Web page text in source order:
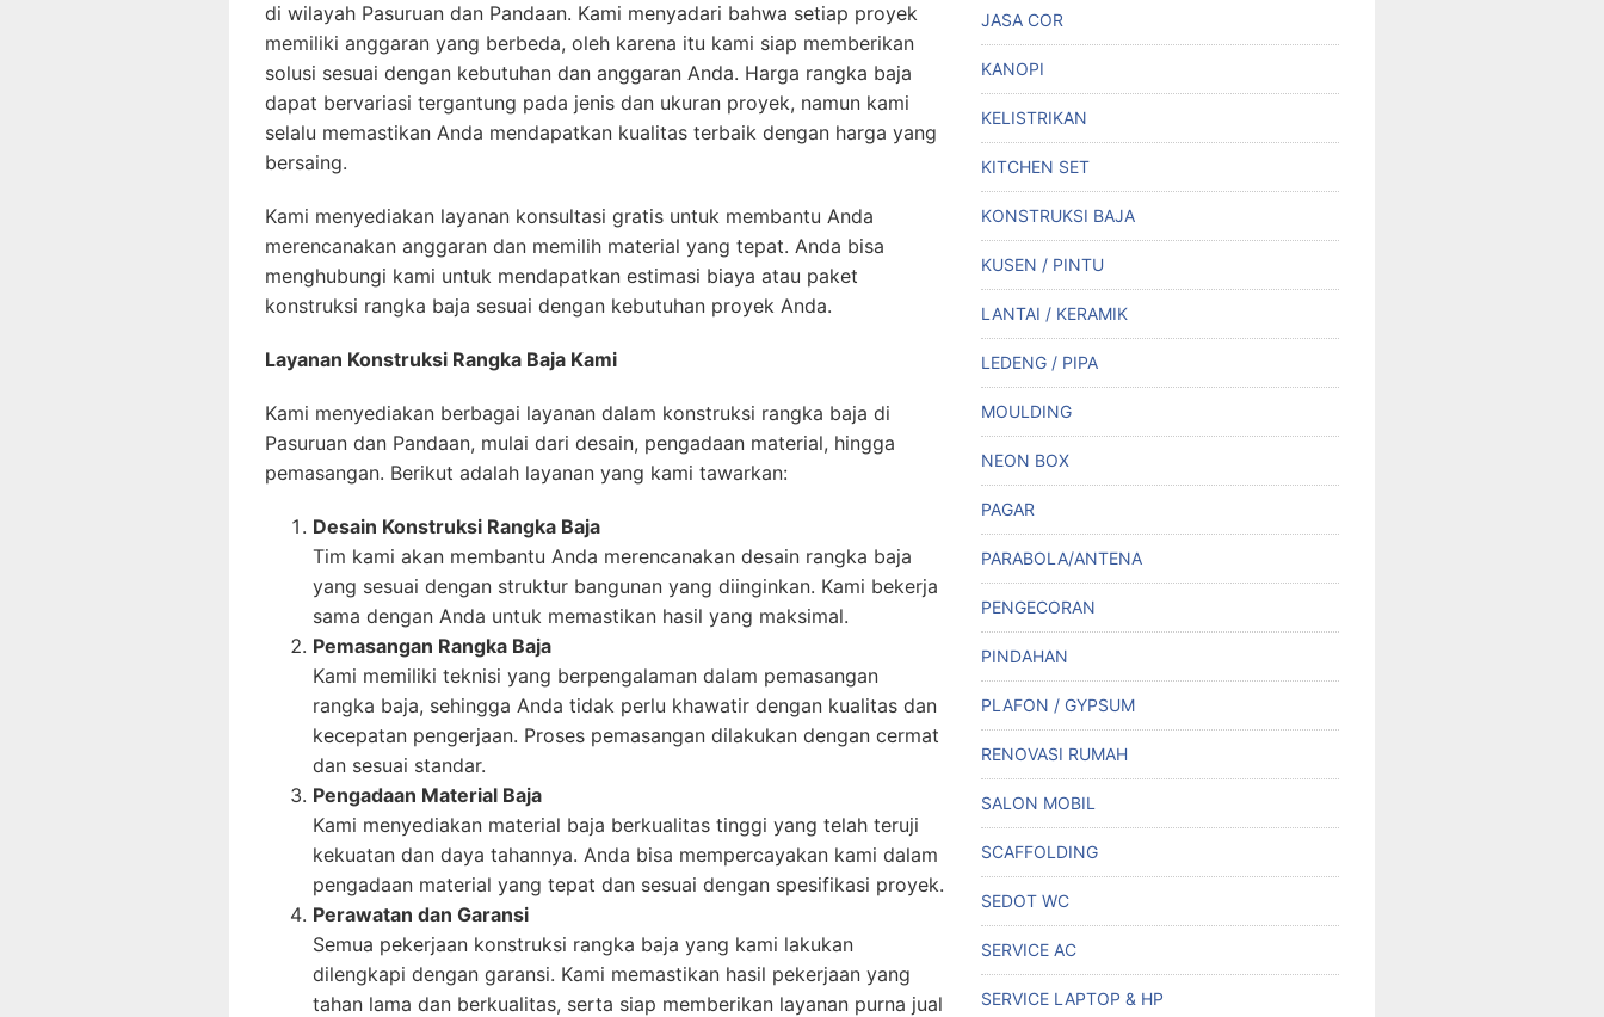
di wilayah Pasuruan dan Pandaan. Kami menyadari bahwa setiap proyek
memiliki anggaran yang berbeda, oleh karena itu kami siap memberikan
solusi sesuai dengan kebutuhan dan anggaran Anda. Harga rangka baja
dapat bervariasi tergantung pada jenis dan ukuran proyek, namun kami
selalu memastikan Anda mendapatkan kualitas terbaik dengan harga yang
bersaing.
Kami menyediakan layanan konsultasi gratis untuk membantu Anda
merencanakan anggaran dan memilih material yang tepat. Anda bisa
menghubungi kami untuk mendapatkan estimasi biaya atau paket
konstruksi rangka baja sesuai dengan kebutuhan proyek Anda.
Layanan Konstruksi Rangka Baja Kami
Kami menyediakan berbagai layanan dalam konstruksi rangka baja di
Pasuruan dan Pandaan, mulai dari desain, pengadaan material, hingga
pemasangan. Berikut adalah layanan yang kami tawarkan:
Desain Konstruksi Rangka Baja
Tim kami akan membantu Anda merencanakan desain rangka baja
yang sesuai dengan struktur bangunan yang diinginkan. Kami bekerja
sama dengan Anda untuk memastikan hasil yang maksimal.
Pemasangan Rangka Baja
Kami memiliki teknisi yang berpengalaman dalam pemasangan
rangka baja, sehingga Anda tidak perlu khawatir dengan kualitas dan
kecepatan pengerjaan. Proses pemasangan dilakukan dengan cermat
dan sesuai standar.
Pengadaan Material Baja
Kami menyediakan material baja berkualitas tinggi yang telah teruji
kekuatan dan daya tahannya. Anda bisa mempercayakan kami dalam
pengadaan material yang tepat dan sesuai dengan spesifikasi proyek.
Perawatan dan Garansi
Semua pekerjaan konstruksi rangka baja yang kami lakukan
dilengkapi dengan garansi. Kami memastikan hasil pekerjaan yang
tahan lama dan berkualitas, serta siap memberikan layanan purna jual
JASA COR
KANOPI
KELISTRIKAN
KITCHEN SET
KONSTRUKSI BAJA
KUSEN / PINTU
LANTAI / KERAMIK
LEDENG / PIPA
MOULDING
NEON BOX
PAGAR
PARABOLA/ANTENA
PENGECORAN
PINDAHAN
PLAFON / GYPSUM
RENOVASI RUMAH
SALON MOBIL
SCAFFOLDING
SEDOT WC
SERVICE AC
SERVICE LAPTOP & HP